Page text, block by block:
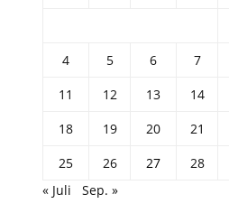
4
5 6 7
11
12 13 14
18
19 20 21
25
26 27 28
« Juli
Sep. »